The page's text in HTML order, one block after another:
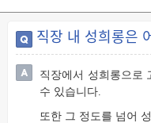
직장 내 성희롱은
직장에서 성희롱으로
수 있습니다.
또한 그 정도를 넘어